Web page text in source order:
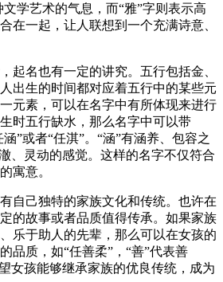
文学艺术的气息，而“雅”字则表示高
在一起，让人联想到一个充满诗意、
起名也有一定的讲究。五行包括金、
出生的时间都对应着五行中的某些元
元素，可以在名字中有所体现来进行
时五行缺水，那么名字中可以带
”或者“任淇”。“涵”有涵养、包容之
、灵动的感觉。这样的名字不仅符合
寓意。
自己独特的家族文化和传统。也许在
的故事或者品质值得传承。如果家族
乐于助人的先辈，那么可以在女孩的
品质，如“任善柔”，“善”代表善
女孩能够继承家族的优良传统，成为